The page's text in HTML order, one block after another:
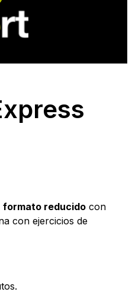
formato reducido con
con ejercicios de